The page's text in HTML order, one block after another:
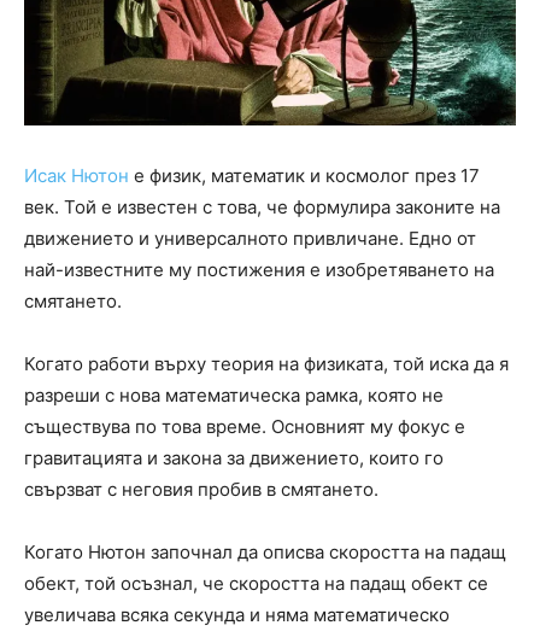
Исак Нютон е физик, математик и космолог през 17
век. Той е известен с това, че формулира законите на
движението и универсалното привличане. Едно от
най-известните му постижения е изобретяването на
смятането.
Когато работи върху теория на физиката, той иска да я
разреши с нова математическа рамка, която не
съществува по това време. Основният му фокус е
гравитацията и закона за движението, които го
свързват с неговия пробив в смятането.
Когато Нютон започнал да описва скоростта на падащ
обект, той осъзнал, че скоростта на падащ обект се
увеличава всяка секунда и няма математическо